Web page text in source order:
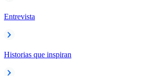
Entrevista
Historias que inspiran